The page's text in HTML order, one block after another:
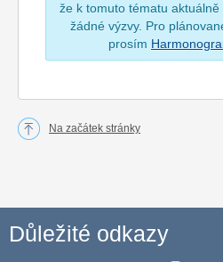
že k tomuto tématu
žádné výzvy. Pro
prosím
Na začátek stránky
Důležité odkazy